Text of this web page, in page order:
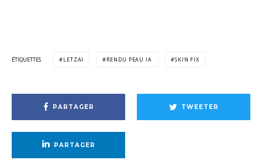
ÉTIQUETTES LETZAI RENDU PEAU IA SKIN FIX
PARTAGER TWEETER
PARTAGER